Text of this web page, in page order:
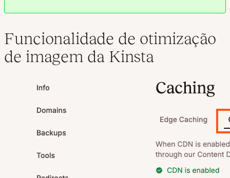
Funcionalidade de otimização
de imagem da Kinsta